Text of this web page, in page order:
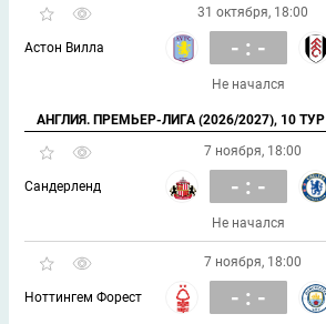
31 октября, 18:00
Астон Вилла - : -
Не начался
АНГЛИЯ. ПРЕМЬЕР-ЛИГА (2026/2027), 10 ТУР
7 ноября, 18:00
Сандерленд - : -
Не начался
7 ноября, 18:00
Ноттингем Форест - : -